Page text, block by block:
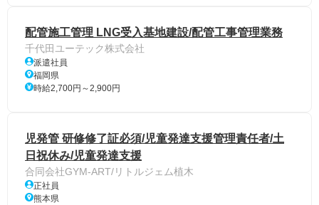
配管施工管理 LNG受入基地建設/配管工事管理業務
千代田ユーテック株式会社
派遣社員
福岡県
時給2,700円～2,900円
児発管 研修修了証必須/児童発達支援管理責任者/土
日祝休み/児童発達支援
合同会社GYM-ART/リトルジェム植木
正社員
熊本県